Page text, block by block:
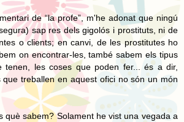
de “la profe”, m'he adonat que ningú
sap res dels gigolós i prostituts, ni de
o clients; en canvi, de les prostitutes ho
on encontrar-les, també sabem els tipus
tenen, les coses que poden fer... és a dir,
que treballen en aquest ofici no són un món
què sabem? Solament he vist una vegada a